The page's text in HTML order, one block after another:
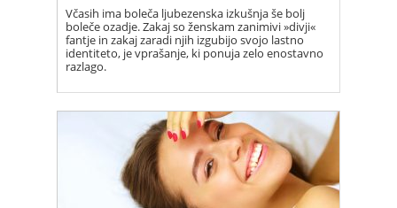
Včasih ima boleča ljubezenska izkušnja še bolj
boleče ozadje. Zakaj so ženskam zanimivi »divji«
fantje in zakaj zaradi njih izgubijo svojo lastno
identiteto, je vprašanje, ki ponuja zelo enostavno
razlago.